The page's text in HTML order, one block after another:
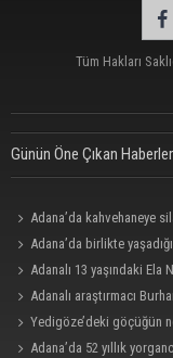
Tüm Hakları
Günün Öne Çıkan
Adana’da kahvehaneye
Adana’da birlikte
Adanalı 13 yaşındaki Ela
Adanalı araştırmacı
Yedigöze’deki göçüğün
Adana’da 52 yıllık